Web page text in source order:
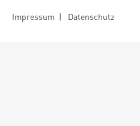
Impressum | Datenschutz